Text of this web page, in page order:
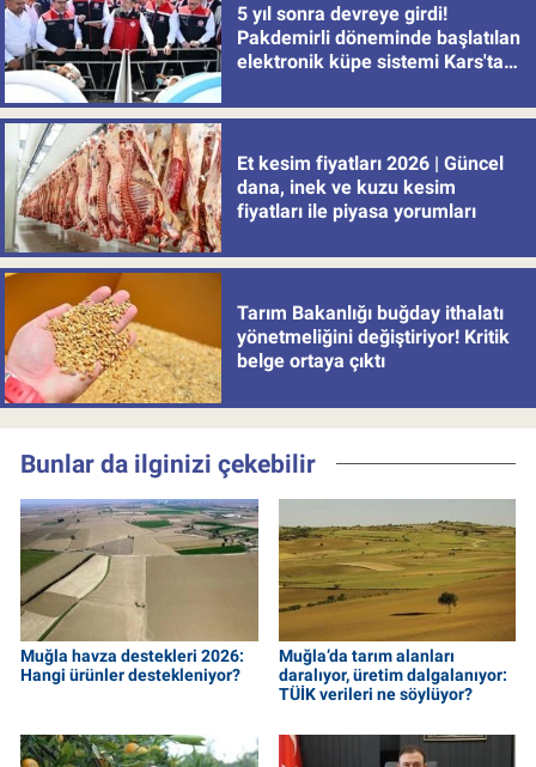
5 yıl sonra devreye girdi!
Pakdemirli döneminde başlatılan
elektronik küpe sistemi Kars'tan
Et kesim fiyatları 2026 | Güncel
dana, inek ve kuzu kesim
fiyatları ile piyasa yorumları
Tarım Bakanlığı buğday ithalatı
yönetmeliğini değiştiriyor! Kritik
belge ortaya çıktı
Bunlar da ilginizi çekebilir
Muğla havza destekleri 2026:
Hangi ürünler destekleniyor?
Muğla’da tarım alanları
daralıyor, üretim dalgalanıyor:
TÜİK verileri ne söylüyor?